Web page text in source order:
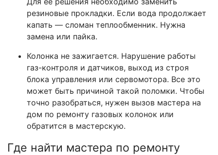
резиновые прокладки. Если вода продолжает
капать — сломан теплообменник. Нужна
замена или пайка.
Колонка не зажигается. Нарушение работы
газ-контроля и датчиков, выход из строя
блока управления или сервомотора. Все это
может быть причиной такой поломки. Чтобы
точно разобраться, нужен вызов мастера на
дом по ремонту газовых колонок или
обратится в мастерскую.
Где найти мастера по ремонту